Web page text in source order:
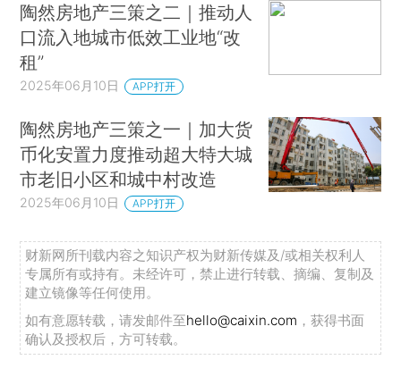
陶然房地产三策之二｜推动人
口流入地城市低效工业地“改
租”
2025年06月10日 APP打开
陶然房地产三策之一｜加大货
币化安置力度推动超大特大城
市老旧小区和城中村改造
2025年06月10日 APP打开
财新网所刊载内容之知识产权为财新传媒及/或相关权利人
专属所有或持有。未经许可，禁止进行转载、摘编、复制及
建立镜像等任何使用。
如有意愿转载，请发邮件至hello@caixin.com ，获得书面
确认及授权后，方可转载。